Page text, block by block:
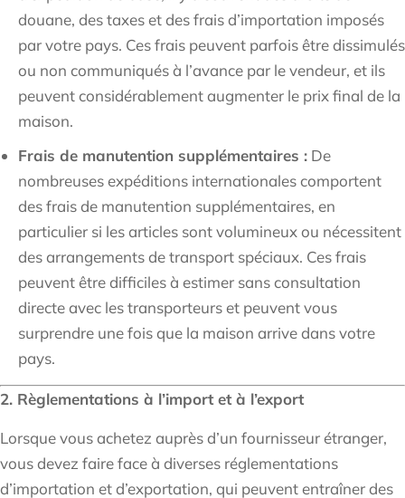
douane, des taxes et des frais d’importation imposés
par votre pays. Ces frais peuvent parfois être dissimulés
ou non communiqués à l’avance par le vendeur, et ils
peuvent considérablement augmenter le prix final de la
maison.
Frais de manutention supplémentaires : De
nombreuses expéditions internationales comportent
des frais de manutention supplémentaires, en
particulier si les articles sont volumineux ou nécessitent
des arrangements de transport spéciaux. Ces frais
peuvent être difficiles à estimer sans consultation
directe avec les transporteurs et peuvent vous
surprendre une fois que la maison arrive dans votre
pays.
2. Règlementations à l’import et à l’export
Lorsque vous achetez auprès d’un fournisseur étranger,
vous devez faire face à diverses réglementations
d’importation et d’exportation, qui peuvent entraîner des